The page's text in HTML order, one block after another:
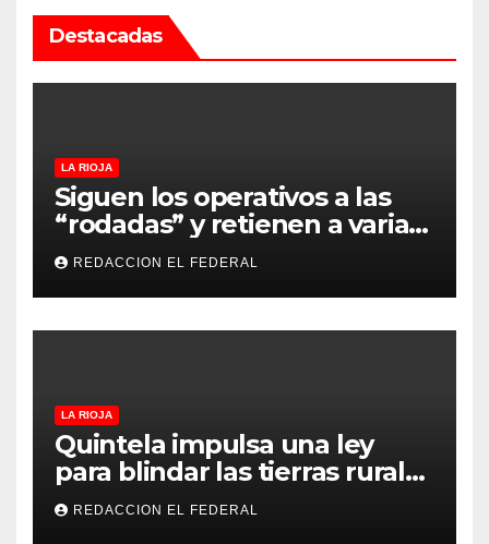
Destacadas
LA RIOJA
Siguen los operativos a las
“rodadas” y retienen a varias
motocicletas
REDACCION EL FEDERAL
LA RIOJA
Quintela impulsa una ley
para blindar las tierras rurales
de La Rioja: cuáles son los
principales puntos
REDACCION EL FEDERAL